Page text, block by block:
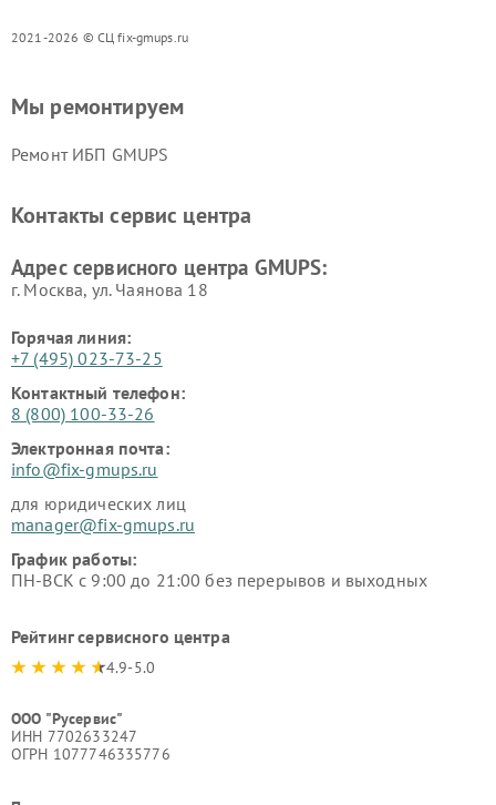
2021-2026 © СЦ fix-gmups.ru
Мы ремонтируем
Ремонт ИБП GMUPS
Контакты сервис центра
Адрес сервисного центра GMUPS:
г. Москва, ул. Чаянова 18
Горячая линия:
+7 (495) 023-73-25
Контактный телефон:
8 (800) 100-33-26
Электронная почта:
info@fix-gmups.ru
для юридических лиц
manager@fix-gmups.ru
График работы:
ПН-ВСК с 9:00 до 21:00 без перерывов и выходных
Рейтинг сервисного центра
4.9-5.0
ООО "Русервис"
ИНН 7702633247
ОГРН 1077746335776